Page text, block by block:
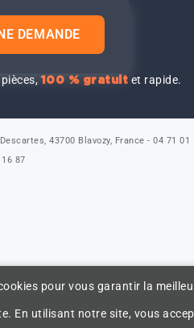
DEMANDE
pièces,100 % gratuit et rapide.
pour vous garantir la
En utilisant notre site, vous
43700 Blavozy, France - 04 71 01
16 87